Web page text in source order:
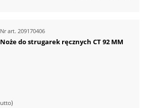
Nr art. 209170406
Noże do strugarek ręcznych CT 92 MM